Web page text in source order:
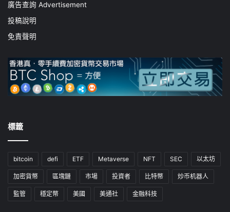
廣告查詢 Advertisement
投稿說明
免責聲明
標籤
bitcoin defi ETF Metaverse NFT SEC 以太坊
加密貨幣 區塊鏈 市場 投資者 比特幣 炒币机器人
監管 穩定幣 美國 美通社 金融科技